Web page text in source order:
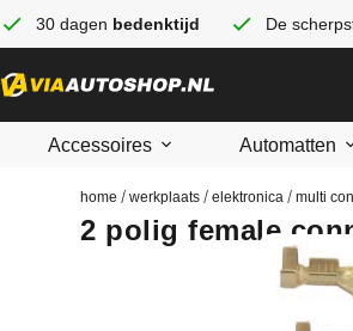
30 dagen bedenktijd De
Accessoires Automatten
home /werkplaats /elektronica /multi
2 polig female